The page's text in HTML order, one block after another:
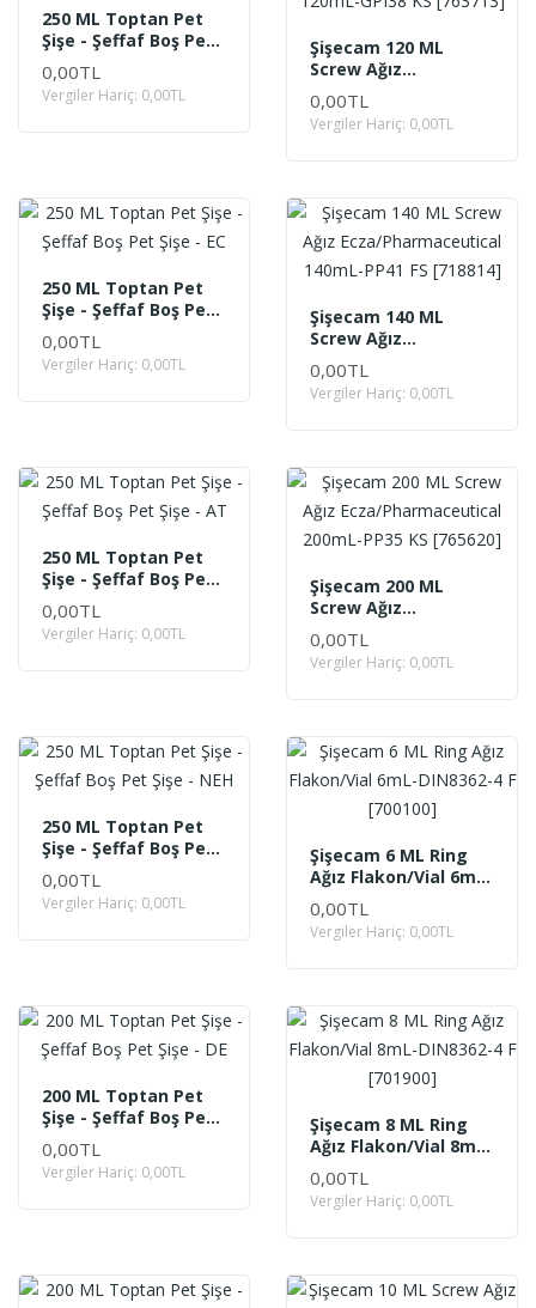
250 ML Toptan Pet
Şişe - Şeffaf Boş Pet
Şişe - ZEY
0,00TL
Vergiler Hariç: 0,00TL
Şişecam 120 ML
Screw Ağız
Ecza/Pharmaceutical
120mL-GPI38 KS
[763713]
0,00TL
Vergiler Hariç: 0,00TL
250 ML Toptan Pet
Şişe - Şeffaf Boş Pet
Şişe - EC
0,00TL
Vergiler Hariç: 0,00TL
Şişecam 140 ML
Screw Ağız
Ecza/Pharmaceutical
140mL-PP41 FS
[718814]
0,00TL
Vergiler Hariç: 0,00TL
250 ML Toptan Pet
Şişe - Şeffaf Boş Pet
Şişe - AT
0,00TL
Vergiler Hariç: 0,00TL
Şişecam 200 ML
Screw Ağız
Ecza/Pharmaceutical
200mL-PP35 KS
[765620]
0,00TL
Vergiler Hariç: 0,00TL
250 ML Toptan Pet
Şişe - Şeffaf Boş Pet
Şişe - NEH
0,00TL
Vergiler Hariç: 0,00TL
Şişecam 6 ML Ring
Ağız Flakon/Vial 6mL-
DIN8362-4 F [700100]
0,00TL
Vergiler Hariç: 0,00TL
200 ML Toptan Pet
Şişe - Şeffaf Boş Pet
Şişe - DE
0,00TL
Vergiler Hariç: 0,00TL
Şişecam 8 ML Ring
Ağız Flakon/Vial 8mL-
DIN8362-4 F [701900]
0,00TL
Vergiler Hariç: 0,00TL